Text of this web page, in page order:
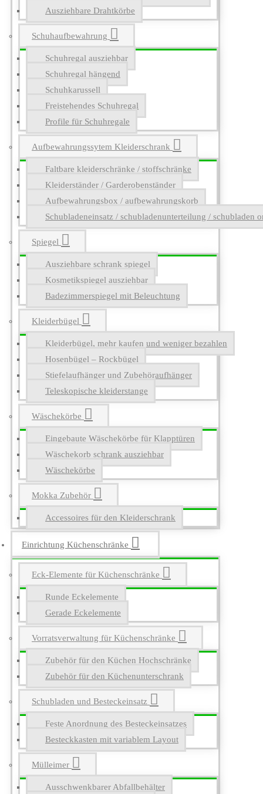
Ausziehbare Drahtkörbe
Schuhaufbewahrung
Schuhregal ausziehbar
Schuhregal hängend
Schuhkarussell
Freistehendes Schuhregal
Profile für Schuhregale
Aufbewahrungssytem Kleiderschrank
Faltbare kleiderschränke / stoffschränke
Kleiderständer / Garderobenständer
Aufbewahrungsbox / aufbewahrungskorb
Schubladeneinsatz / schubladenunterteilung / schubladen
Spiegel
Ausziehbare schrank spiegel
Kosmetikspiegel ausziehbar
Badezimmerspiegel mit Beleuchtung
Kleiderbügel
Kleiderbügel, mehr kaufen und weniger bezahlen
Hosenbügel – Rockbügel
Stiefelaufhänger und Zubehöraufhänger
Teleskopische kleiderstange
Wäschekörbe
Eingebaute Wäschekörbe für Klapptüren
Wäschekorb schrank ausziehbar
Wäschekörbe
Mokka Zubehör
Accessoires für den Kleiderschrank
Einrichtung Küchenschränke
Eck-Elemente für Küchenschränke
Runde Eckelemente
Gerade Eckelemente
Vorratsverwaltung für Küchenschränke
Zubehör für den Küchen Hochschränke
Zubehör für den Küchenunterschrank
Schubladen und Besteckeinsatz
Feste Anordnung des Besteckeinsatzes
Besteckkasten mit variablem Layout
Mülleimer
Ausschwenkbarer Abfallbehälter